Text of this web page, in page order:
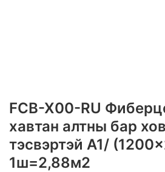
FCB-X00-RU
хавтан алтны бар
тэсвэртэй A1/
1ш=2,88м2